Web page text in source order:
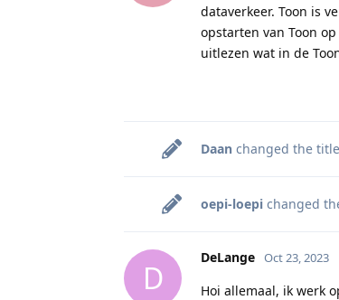
dataverkeer. Toon is
opstarten van Toon
uitlezen wat in de
Daan changed the
oepi-loepi changed
D
DeLange Oct 23, 2023
Hoi allemaal, ik werk